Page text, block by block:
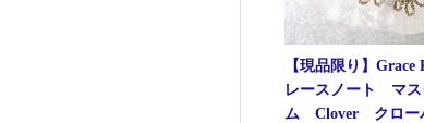
【現品限り】
レースノート マス
ム Clover クロー